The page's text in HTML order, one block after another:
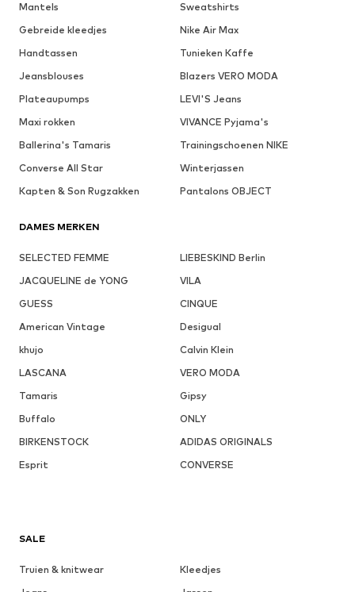
Mantels
Sweatshirts
Gebreide kleedjes
Nike Air Max
Handtassen
Tunieken Kaffe
Jeansblouses
Blazers VERO MODA
Plateaupumps
LEVI'S Jeans
Maxi rokken
VIVANCE Pyjama's
Ballerina's Tamaris
Trainingschoenen NIKE
Converse All Star
Winterjassen
Kapten & Son Rugzakken
Pantalons OBJECT
DAMES MERKEN
SELECTED FEMME
LIEBESKIND Berlin
JACQUELINE de YONG
VILA
GUESS
CINQUE
American Vintage
Desigual
khujo
Calvin Klein
LASCANA
VERO MODA
Tamaris
Gipsy
Buffalo
ONLY
BIRKENSTOCK
ADIDAS ORIGINALS
Esprit
CONVERSE
SALE
Truien & knitwear
Kleedjes